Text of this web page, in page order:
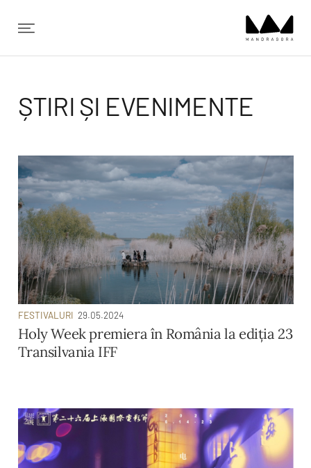
ȘTIRI ȘI EVENIMENTE
FESTIVALURI 29.05.2024
Holy Week premiera în România la ediția 23
Transilvania IFF